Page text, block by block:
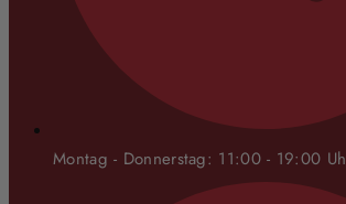
Montag - Donnerstag: 11:00 - 19:00